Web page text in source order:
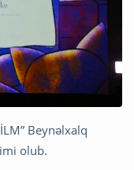
Beynəlxalq
olub.